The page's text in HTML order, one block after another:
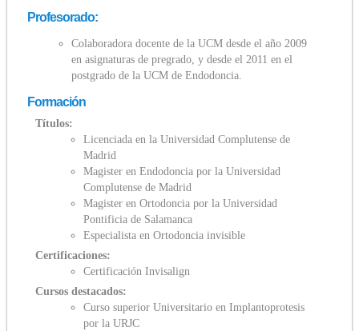
Profesorado:
Colaboradora docente de la UCM desde el año 2009
en asignaturas de pregrado, y desde el 2011 en el
postgrado de la UCM de Endodoncia.
Formación
Títulos:
Licenciada en la Universidad Complutense de
Madrid
Magister en Endodoncia por la Universidad
Complutense de Madrid
Magister en Ortodoncia por la Universidad
Pontificia de Salamanca
Especialista en Ortodoncia invisible
Certificaciones:
Certificación Invisalign
Cursos destacados:
Curso superior Universitario en Implantoprotesis
por la URJC